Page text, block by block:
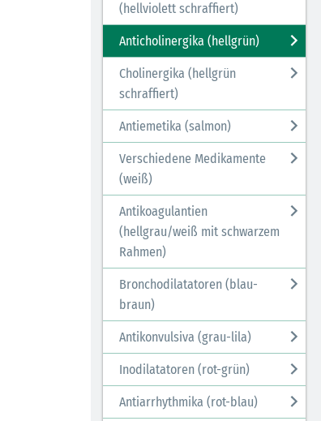
(hellviolett schraffiert)
Anticholinergika (hellgrün)
Cholinergika (hellgrün
schraffiert)
Antiemetika (salmon)
Verschiedene Medikamente
(weiß)
Antikoagulantien
(hellgrau/weiß mit schwarzem
Rahmen)
Bronchodilatatoren (blau-
braun)
Antikonvulsiva (grau-lila)
Inodilatatoren (rot-grün)
Antiarrhythmika (rot-blau)